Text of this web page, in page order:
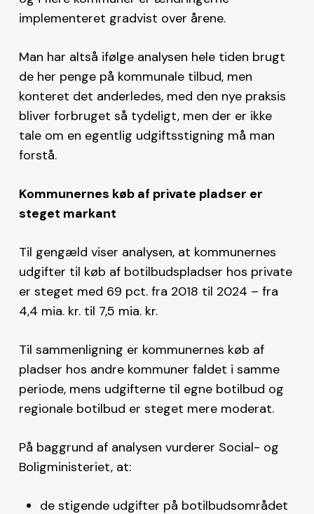
implementeret gradvist over årene.
Man har altså ifølge analysen hele tiden brugt
de her penge på kommunale tilbud, men
konteret det anderledes, med den nye praksis
bliver forbruget så tydeligt, men der er ikke
tale om en egentlig udgiftsstigning må man
forstå.
Kommunernes køb af private pladser er
steget markant
Til gengæld viser analysen, at kommunernes
udgifter til køb af botilbudspladser hos private
er steget med 69 pct. fra 2018 til 2024 – fra
4,4 mia. kr. til 7,5 mia. kr.
Til sammenligning er kommunernes køb af
pladser hos andre kommuner faldet i samme
periode, mens udgifterne til egne botilbud og
regionale botilbud er steget mere moderat.
På baggrund af analysen vurderer Social- og
Boligministeriet, at:
de stigende udgifter på botilbudsområdet